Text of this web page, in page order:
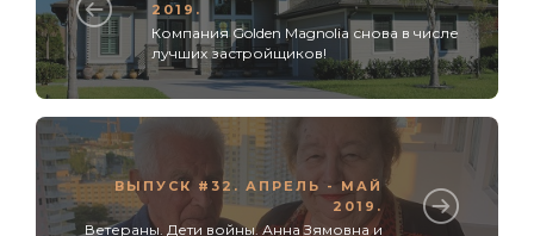
2019.
Компания Golden Magnolia снова в числе
лучших застройщиков!
ВЫПУСК #32. АПРЕЛЬ - МАЙ
2019.
Ветераны. Дети войны. Анна Зямовна и